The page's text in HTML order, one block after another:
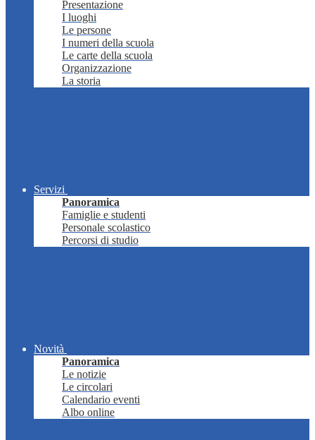
Presentazione
I luoghi
Le persone
I numeri della scuola
Le carte della scuola
Organizzazione
La storia
Servizi
Panoramica
Famiglie e studenti
Personale scolastico
Percorsi di studio
Novità
Panoramica
Le notizie
Le circolari
Calendario eventi
Albo online